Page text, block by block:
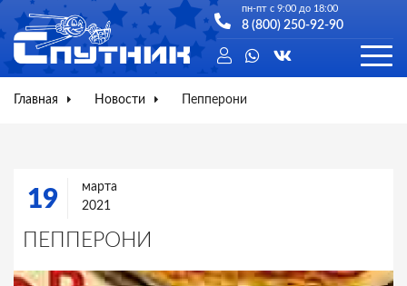
пн-пт с 9:00 до 18:00
8 (800) 250-92-90
Главная Новости Пепперони
19
марта
2021
ПЕППЕРОНИ